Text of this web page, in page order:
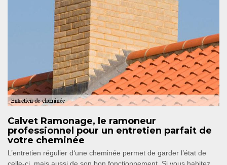
Calvet Ramonage, le ramoneur
professionnel pour un entretien parfait de
votre cheminée
L’entretien régulier d‘une cheminée permet de garder l’état de